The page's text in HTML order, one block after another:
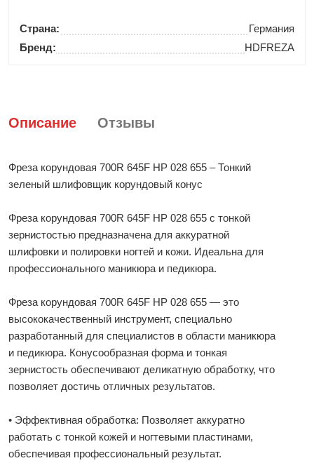
Страна:
Германия
Бренд:
HDFREZA
Описание Отзывы
Фреза корундовая 700R 645F HP 028 655 – Тонкий
зеленый шлифовщик корундовый конус
Фреза корундовая 700R 645F HP 028 655 с тонкой
зернистостью предназначена для аккуратной
шлифовки и полировки ногтей и кожи. Идеальна для
профессионального маникюра и педикюра.
Фреза корундовая 700R 645F HP 028 655 — это
высококачественный инструмент, специально
разработанный для специалистов в области маникюра
и педикюра. Конусообразная форма и тонкая
зернистость обеспечивают деликатную обработку, что
позволяет достичь отличных результатов.
• Эффективная обработка: Позволяет аккуратно
работать с тонкой кожей и ногтевыми пластинами,
обеспечивая профессиональный результат.